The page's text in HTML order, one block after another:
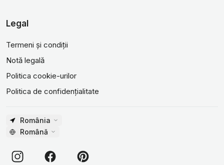
Legal
Termeni și condiții
Notă legală
Politica cookie-urilor
Politica de confidențialitate
România
Română